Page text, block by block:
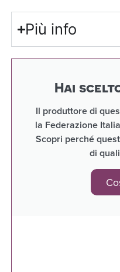
Più info
Hai
Il produttore di
la Federazione
Scopri perché
di